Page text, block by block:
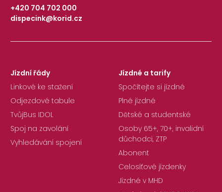
+420 704 702 000
|
dispecink@korid.cz
Jízdní řády
Linkové ke stažení
Odjezdové tabule
TvůjBus IDOL
Spoj na zavolání
Vyhledávání spojení
Jízdné a tarify
Spočítejte si jízdné
Plné jízdné
Dětské a studentské
Osoby 65+, 70+, invalidní
důchodci, ZTP
Abonent
Celosíťové jízdenky
Jízdné v MHD